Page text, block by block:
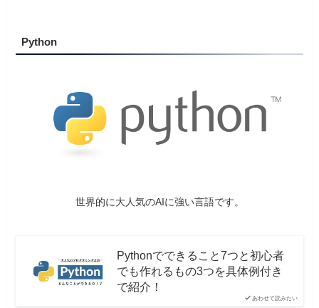
Python
世界的に大人気のAIに強い言語です。
あわせて読みたい
Pythonでできること7つと初心者
でも作れるもの3つを具体例付き
で紹介！